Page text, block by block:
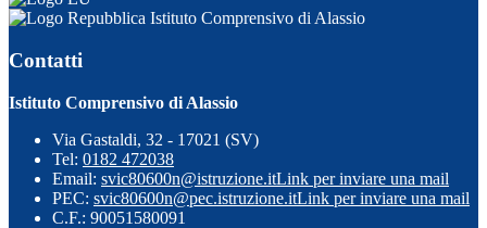
Istituto Comprensivo di Alassio
Contatti
Istituto Comprensivo di Alassio
Via Gastaldi, 32 - 17021 (SV)
Tel: 0182 472038
Email: svic80600n@istruzione.itLink per inviare una mail
PEC: svic80600n@pec.istruzione.itLink per inviare una mail
C.F.: 90051580091